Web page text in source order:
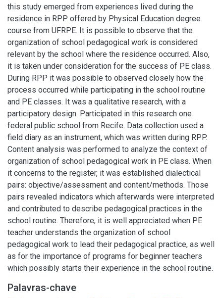
this study emerged from experiences lived during the
residence in RPP offered by Physical Education degree
course from UFRPE. It is possible to observe that the
organization of school pedagogical work is considered
relevant by the school where the residence occurred. Also,
it is taken under consideration for the success of PE class.
During RPP it was possible to observed closely how the
process occurred while participating in the school routine
and PE classes. It was a qualitative research, with a
participatory design. Participated in this research one
federal public school from Recife. Data collection used a
field diary as an instrument, which was written during RPP.
Content analysis was performed to analyze the context of
organization of school pedagogical work in PE class. When
it concerns to the register, it was established dialectical
pairs: objective/assessment and content/methods. Those
pairs revealed indicators which afterwards were interpreted
and contributed to describe pedagogical practices in the
school routine. Therefore, it is well appreciated when PE
teacher understands the organization of school
pedagogical work to lead their pedagogical practice, as well
as for the importance of programs for beginner teachers
which possibly starts their experience in the school routine.
Palavras-chave